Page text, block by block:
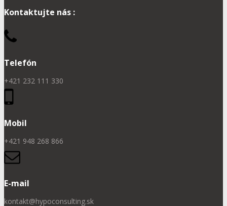
Kontaktujte nás :
Telefón
+421 232 111 330
Mobil
+421 948 268 866
E-mail
kontakt@hypoconsulting.sk